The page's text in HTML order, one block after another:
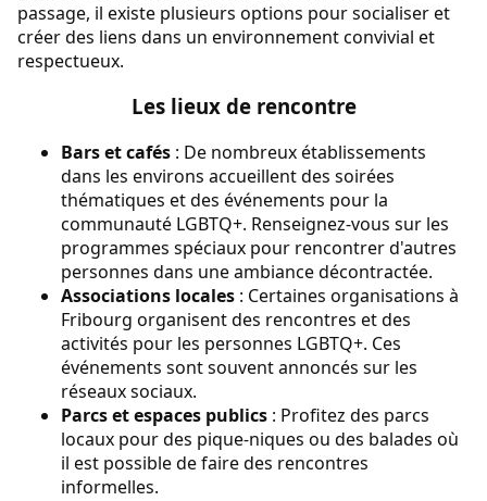
passage, il existe plusieurs options pour socialiser et
créer des liens dans un environnement convivial et
respectueux.
Les lieux de rencontre
Bars et cafés : De nombreux établissements
dans les environs accueillent des soirées
thématiques et des événements pour la
communauté LGBTQ+. Renseignez-vous sur les
programmes spéciaux pour rencontrer d'autres
personnes dans une ambiance décontractée.
Associations locales : Certaines organisations à
Fribourg organisent des rencontres et des
activités pour les personnes LGBTQ+. Ces
événements sont souvent annoncés sur les
réseaux sociaux.
Parcs et espaces publics : Profitez des parcs
locaux pour des pique-niques ou des balades où
il est possible de faire des rencontres
informelles.